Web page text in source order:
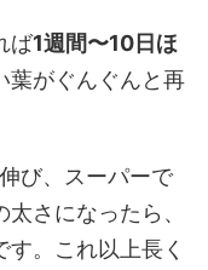
ば1週間〜10日ほ
葉がぐんぐんと再
び、スーパーで
さになったら、
。これ以上長く